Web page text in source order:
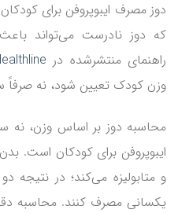
دوز مصرف ایبوپروفن برای
که دوز نادرست می‌تواند
راهنمای منتشرشده در
وزن کودک تعیین شود، نه صرفاً
محاسبه دوز بر اساس وزن، نه
ایبوپروفن برای کودکان است.
و متابولیزه می‌کند؛ در نتیجه
یکسانی مصرف کنند. محاسبه